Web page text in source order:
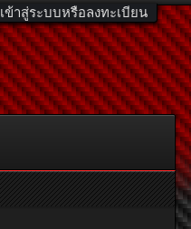
เข้าสู่ระบบหรือลงทะเบียน